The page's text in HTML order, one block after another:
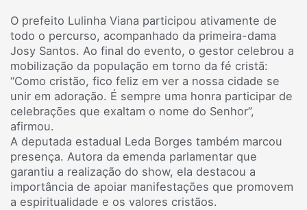
O prefeito Lulinha Viana participou ativamente de
todo o percurso, acompanhado da primeira-dama
Josy Santos. Ao final do evento, o gestor celebrou a
mobilização da população em torno da fé cristã:
“Como cristão, fico feliz em ver a nossa cidade se
unir em adoração. É sempre uma honra participar de
celebrações que exaltam o nome do Senhor”,
afirmou.
A deputada estadual Leda Borges também marcou
presença. Autora da emenda parlamentar que
garantiu a realização do show, ela destacou a
importância de apoiar manifestações que promovem
a espiritualidade e os valores cristãos.